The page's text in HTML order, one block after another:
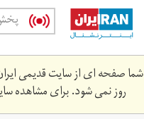
Skip
main
content
شما صفحه ای از سایت قدیمی
روز نمی شود. برای مشاهده